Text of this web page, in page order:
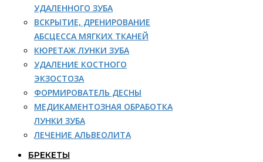
УДАЛЕННОГО ЗУБА
ВСКРЫТИЕ, ДРЕНИРОВАНИЕ
АБСЦЕССА МЯГКИХ ТКАНЕЙ
КЮРЕТАЖ ЛУНКИ ЗУБА
УДАЛЕНИЕ КОСТНОГО
ЭКЗОСТОЗА
ФОРМИРОВАТЕЛЬ ДЕСНЫ
МЕДИКАМЕНТОЗНАЯ ОБРАБОТКА
ЛУНКИ ЗУБА
ЛЕЧЕНИЕ АЛЬВЕОЛИТА
БРЕКЕТЫ